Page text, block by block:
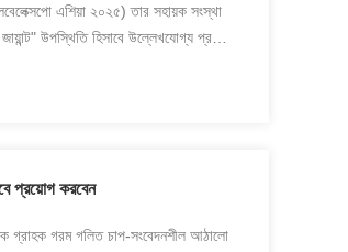
এশিয়া ২০২৫) তার সহায়ক সংস্থা
উপস্থিতি হিসাবে উল্লেখযোগ্য প্রভাব
প্রয়োগ করবেন
গ্রাহক গরম গলিত চাপ-সংবেদনশীল আঠালো